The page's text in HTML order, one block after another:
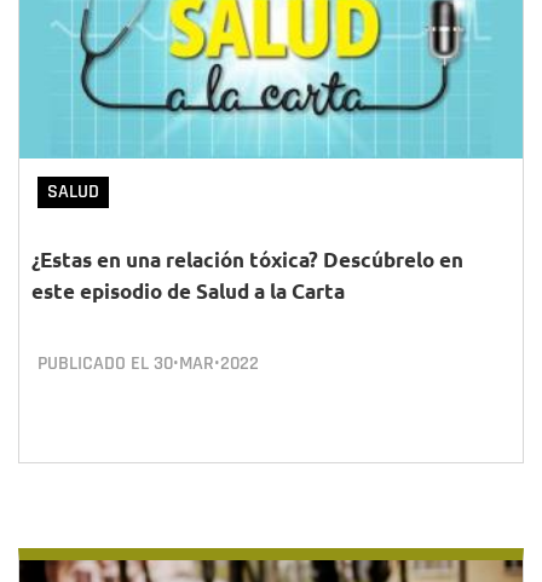
SALUD
¿Estas en una relación tóxica? Descúbrelo en
este episodio de Salud a la Carta
PUBLICADO EL 30•MAR•2022